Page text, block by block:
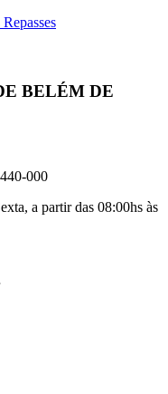
BELÉM DE
000
a partir das 08:00hs às